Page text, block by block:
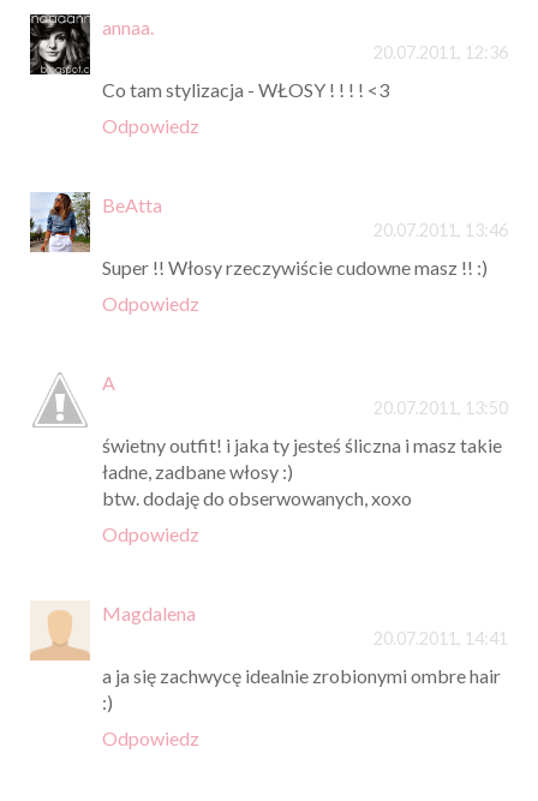
annaa.
20.07.2011, 12:36
Co tam stylizacja - WŁOSY ! ! ! ! <3
Odpowiedz
BeAtta
20.07.2011, 13:46
Super !! Włosy rzeczywiście cudowne masz !! :)
Odpowiedz
A
20.07.2011, 13:50
świetny outfit! i jaka ty jesteś śliczna i masz takie
ładne, zadbane włosy :)
btw. dodaję do obserwowanych, xoxo
Odpowiedz
Magdalena
20.07.2011, 14:41
a ja się zachwycę idealnie zrobionymi ombre hair
:)
Odpowiedz